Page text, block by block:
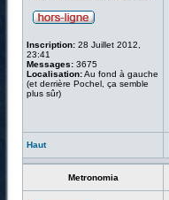
Inscription: 28 Juillet 2012,
23:41
Messages: 3675
Localisation:Au fond à gauche
(et derrière Pochel, ça semble
plus sûr)
Haut
Metronomia